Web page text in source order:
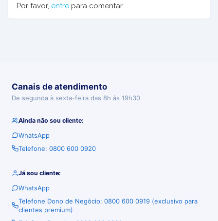
Por favor, entre para comentar.
Canais de atendimento
De segunda à sexta-feira das 8h às 19h30
Ainda não sou cliente:
WhatsApp
Telefone: 0800 600 0920
Já sou cliente:
WhatsApp
Telefone Dono de Negócio: 0800 600 0919 (exclusivo para
clientes premium)